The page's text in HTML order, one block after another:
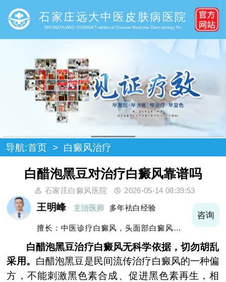
石家庄远大中医皮肤病医院
SHIJIAZHUANG YUANDA Traditional Chinese Medicine Dermatology Ho
导航:首页 > 白癜风治疗
白醋泡黑豆对治疗白癜风靠谱吗
石家庄白癜风医院 2026-05-14 08:39:53
王明峰 主治医师 多年袪白经验
擅长：中医诊疗白癜风，头面部白癜风，青
咨询
白醋泡黑豆治疗白癜风无科学依据，切勿胡乱
采用。 白醋泡黑豆是民间流传治疗白癜风的一种偏
方，不能刺激黑色素合成、促进黑色素再生，相